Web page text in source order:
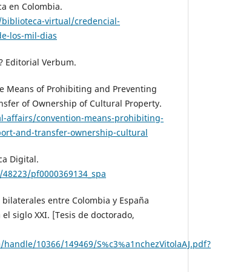
en Colombia.
virtual/credencial-
los-mil-dias
Editorial Verbum.
Means of Prohibiting and Preventing
of Ownership of Cultural Property.
affairs/convention-means-prohibiting-
and-transfer-ownership-cultural
Digital.
pf0000369134_spa
bilaterales entre Colombia y España
siglo XXI. [Tesis de doctorado,
10366/149469/S%c3%a1nchezVitolaAJ.pdf?